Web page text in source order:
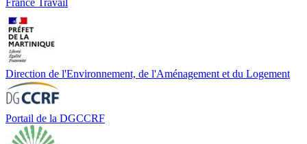
France Travail
Direction de l'Environnement, de l'Aménagement et du Logement
Portail de la DGCCRF